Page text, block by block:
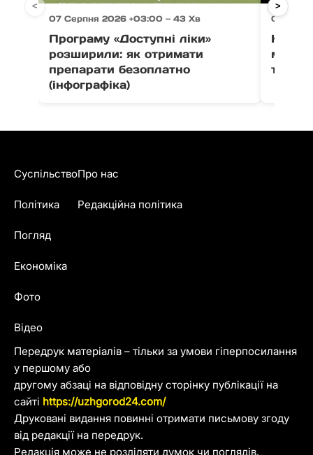
07 Серпня 2026 +03:00 — 43 Хв
Програму «Доступні ліки»
розширили: як отримати
препарати безоплатно
(інфографіка)
07
На
< >
Передрук матеріалів – тільки за умови гіперпосилання
у першому або
другому абзаці на відповідну сторінку публікації на
сайті https://uzhgorod24.com/
Друковані видання повинні отримати письмову згоду
від редакції на передрук.
Редакція може не розділяти думок чи поглядів,
Суспільство
Політика
Погляд
Економіка
Фото
Відео
Про нас
Редакційна політика